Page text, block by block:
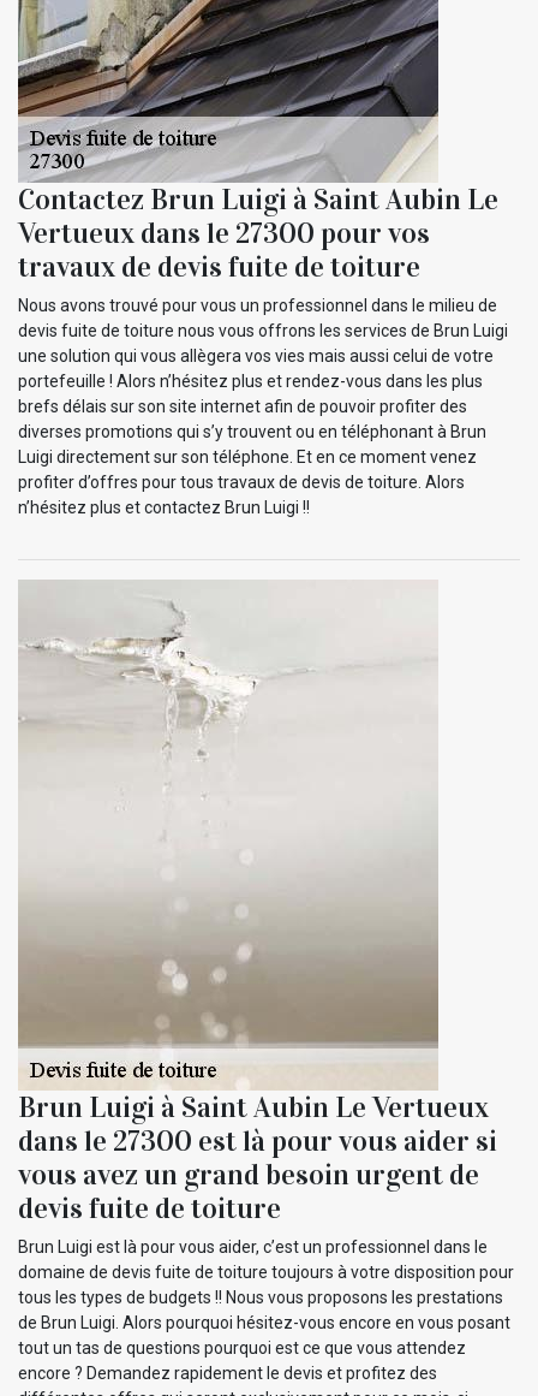
Contactez Brun Luigi à Saint Aubin Le
Vertueux dans le 27300 pour vos
travaux de devis fuite de toiture
Nous avons trouvé pour vous un professionnel dans le milieu de
devis fuite de toiture nous vous offrons les services de Brun Luigi
une solution qui vous allègera vos vies mais aussi celui de votre
portefeuille ! Alors n’hésitez plus et rendez-vous dans les plus
brefs délais sur son site internet afin de pouvoir profiter des
diverses promotions qui s’y trouvent ou en téléphonant à Brun
Luigi directement sur son téléphone. Et en ce moment venez
profiter d’offres pour tous travaux de devis de toiture. Alors
n’hésitez plus et contactez Brun Luigi !!
Brun Luigi à Saint Aubin Le Vertueux
dans le 27300 est là pour vous aider si
vous avez un grand besoin urgent de
devis fuite de toiture
Brun Luigi est là pour vous aider, c’est un professionnel dans le
domaine de devis fuite de toiture toujours à votre disposition pour
tous les types de budgets !! Nous vous proposons les prestations
de Brun Luigi. Alors pourquoi hésitez-vous encore en vous posant
tout un tas de questions pourquoi est ce que vous attendez
encore ? Demandez rapidement le devis et profitez des